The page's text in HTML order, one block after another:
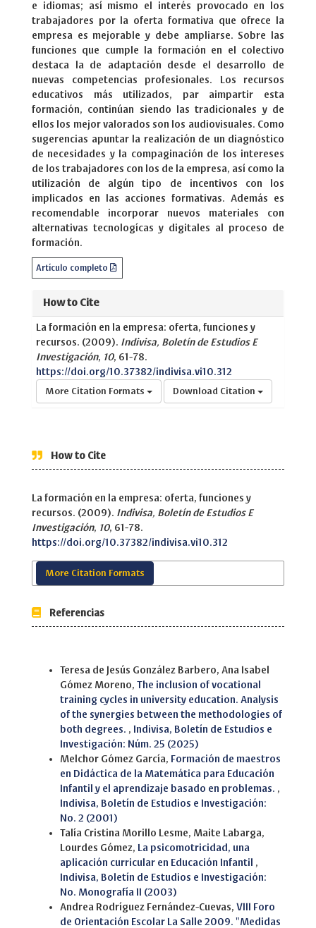
e idiomas; así mismo el interés provocado en los
trabajadores por la oferta formativa que ofrece la
empresa es mejorable y debe ampliarse. Sobre las
funciones que cumple la formación en el colectivo
destaca la de adaptación desde el desarrollo de
nuevas competencias profesionales. Los recursos
educativos más utilizados, par aimpartir esta
formación, continúan siendo las tradicionales y de
ellos los mejor valorados son los audiovisuales. Como
sugerencias apuntar la realización de un diagnóstico
de necesidades y la compaginación de los intereses
de los trabajadores con los de la empresa, así como la
utilización de algún tipo de incentivos con los
implicados en las acciones formativas. Además es
recomendable incorporar nuevos materiales con
alternativas tecnologícas y digitales al proceso de
formación.
Artículo completo
How to Cite
La formación en la empresa: oferta, funciones y
recursos. (2009). Indivisa, Boletín de Estudios E
Investigación, 10, 61-78.
https://doi.org/10.37382/indivisa.vi10.312
More Citation Formats Download Citation
How to Cite
La formación en la empresa: oferta, funciones y
recursos. (2009). Indivisa, Boletín de Estudios E
Investigación, 10, 61-78.
https://doi.org/10.37382/indivisa.vi10.312
More Citation Formats
Referencias
Teresa de Jesús González Barbero, Ana Isabel
Gómez Moreno, The inclusion of vocational
training cycles in university education. Analysis
of the synergies between the methodologies of
both degrees. , Indivisa, Boletín de Estudios e
Investigación: Núm. 25 (2025)
Melchor Gómez García, Formación de maestros
en Didáctica de la Matemática para Educación
Infantil y el aprendizaje basado en problemas. ,
Indivisa, Boletín de Estudios e Investigación:
No. 2 (2001)
Talía Cristina Morillo Lesme, Maite Labarga,
Lourdes Gómez, La psicomotricidad, una
aplicación curricular en Educación Infantil ,
Indivisa, Boletín de Estudios e Investigación:
No. Monografía II (2003)
Andrea Rodríguez Fernández-Cuevas, VIII Foro
de Orientación Escolar La Salle 2009. "Medidas